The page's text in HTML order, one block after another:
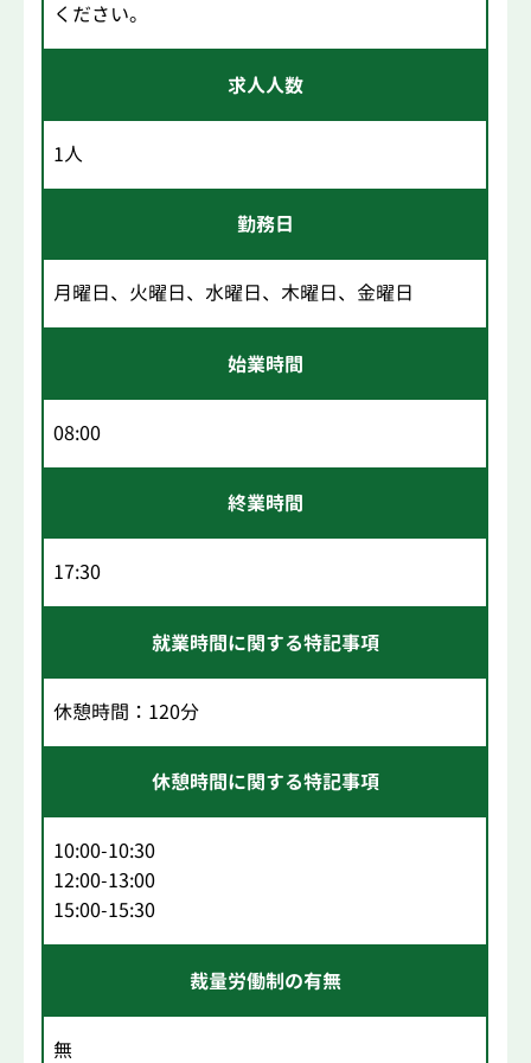
ください。
求人人数
1人
勤務日
月曜日、火曜日、水曜日、木曜日、金曜日
始業時間
08:00
終業時間
17:30
就業時間に関する特記事項
休憩時間：120分
休憩時間に関する特記事項
10:00-10:30
12:00-13:00
15:00-15:30
裁量労働制の有無
無